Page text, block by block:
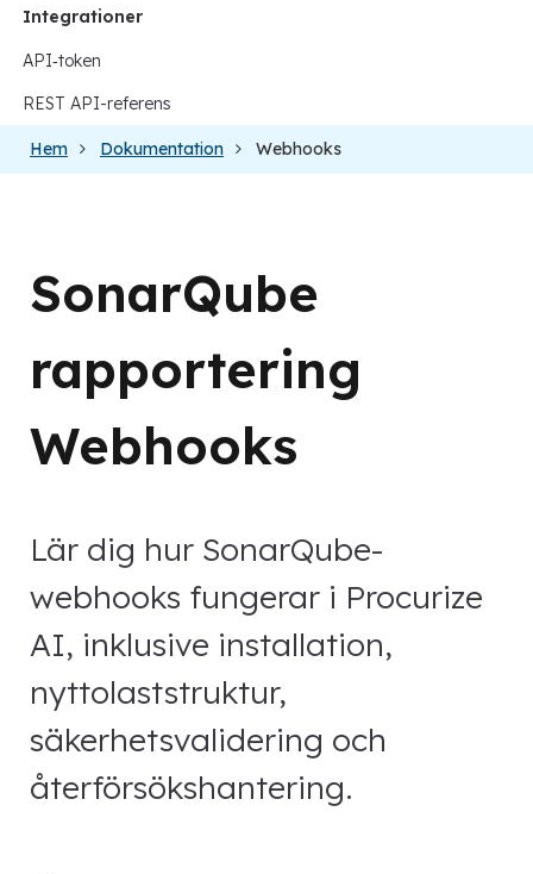
Integrationer
API‑token
REST API-referens
Hem Dokumentation Webhooks
SonarQube
rapportering
Webhooks
Lär dig hur SonarQube-
webhooks fungerar i Procurize
AI, inklusive installation,
nyttolaststruktur,
säkerhetsvalidering och
återförsökshantering.